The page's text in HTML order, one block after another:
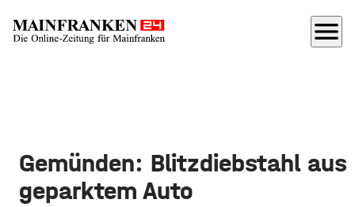
menu
Gemünden: Blitzdiebstahl aus
geparktem Auto